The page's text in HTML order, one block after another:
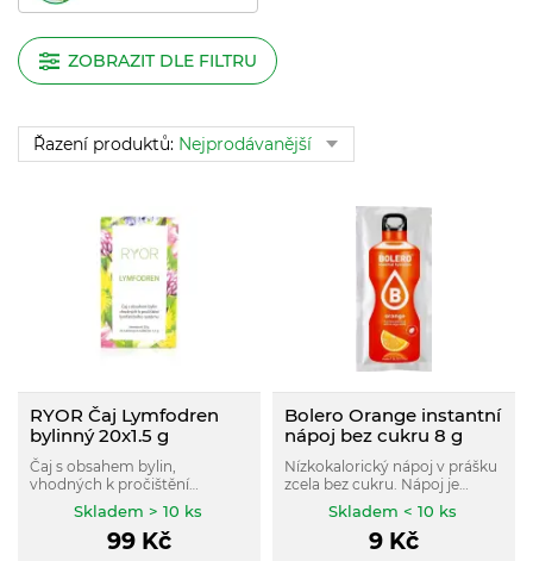
ZOBRAZIT DLE FILTRU
Řazení produktů: Nejprodávanější
RYOR Čaj Lymfodren
bylinný 20x1.5 g
Čaj s obsahem bylin,
vhodných k pročištění
lymfatického systému.
Skladem > 10 ks
99 Kč
Bolero Orange instantní
nápoj bez cukru 8 g
Nízkokalorický nápoj v prášku
zcela bez cukru. Nápoj je
slazen Stévií místo klasického
cukru a navíc obohacen
vitamínem C.
Skladem < 10 ks
9 Kč